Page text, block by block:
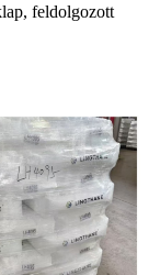
feldolgozott